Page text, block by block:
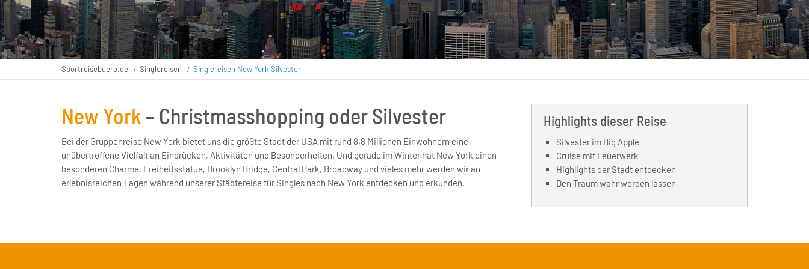
Sportreisebuero.de Singlereisen Singlereisen New York Silvester
New York – Christmasshopping oder Silvester
Bei der Gruppenreise New York bietet uns die größte Stadt der USA mit rund 8,8 Millionen Einwohnern eine
unübertroffene Vielfalt an Eindrücken, Aktivitäten und Besonderheiten. Und gerade im Winter hat New York einen
besonderen Charme. Freiheitsstatue, Brooklyn Bridge, Central Park, Broadway und vieles mehr werden wir an
erlebnisreichen Tagen während unserer Städtereise für Singles nach New York entdecken und erkunden.
Highlights dieser Reise
Silvester im Big Apple
Cruise mit Feuerwerk
Highlights der Stadt entdecken
Den Traum wahr werden lassen